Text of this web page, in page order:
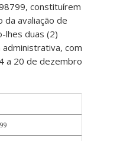
constituírem
da avaliação de
lhes duas (2)
com
a 20 de dezembro